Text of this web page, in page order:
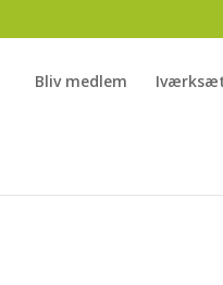
Bliv medlem